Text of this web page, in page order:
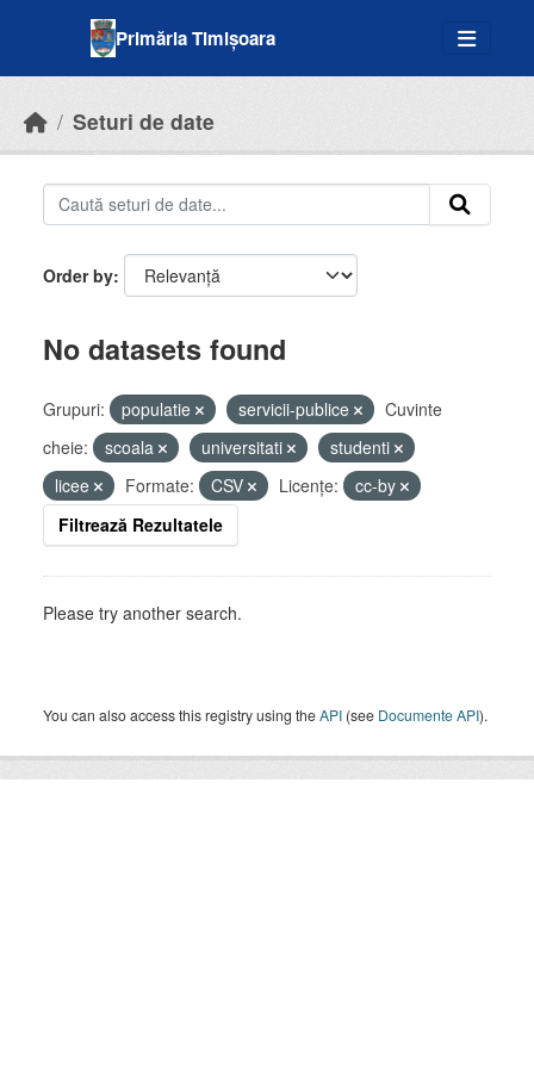
Primăria Timișoara
Seturi de date
Order by
No datasets found
Grupuri: populatie servicii-publice
Cuvinte
cheie:
scoala universitati
studenti
licee
Formate: CSV Licenţe:
cc-by
Filtrează Rezultatele
Please try another search.
You can also access this registry using theAPI (see Documente API).